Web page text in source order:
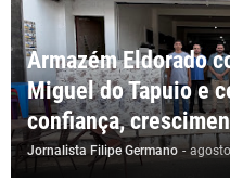
Armazém Eldorado
Miguel do Tapuio e
confiança,
Jornalista Filipe Germano -